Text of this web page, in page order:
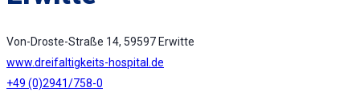
Von-Droste-Straße 14, 59597 Erwitte
www.dreifaltigkeits-hospital.de
+49 (0)2941/758-0